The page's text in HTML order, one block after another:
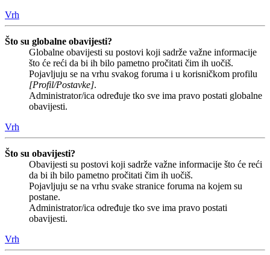
Vrh
Što su globalne obavijesti?
Globalne obavijesti su postovi koji sadrže važne informacije
što će reći da bi ih bilo pametno pročitati čim ih uočiš.
Pojavljuju se na vrhu svakog foruma i u korisničkom profilu
[Profil/Postavke].
Administrator/ica određuje tko sve ima pravo postati globalne
obavijesti.
Vrh
Što su obavijesti?
Obavijesti su postovi koji sadrže važne informacije što će reći
da bi ih bilo pametno pročitati čim ih uočiš.
Pojavljuju se na vrhu svake stranice foruma na kojem su
postane.
Administrator/ica određuje tko sve ima pravo postati
obavijesti.
Vrh